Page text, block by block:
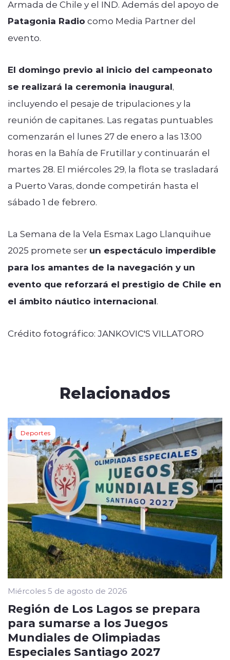
Armada de Chile y el IND. Además del apoyo de
Patagonia Radio como Media Partner del
evento.
El domingo previo al inicio del campeonato
se realizará la ceremonia inaugural,
incluyendo el pesaje de tripulaciones y la
reunión de capitanes. Las regatas puntuables
comenzarán el lunes 27 de enero a las 13:00
horas en la Bahía de Frutillar y continuarán el
martes 28. El miércoles 29, la flota se trasladará
a Puerto Varas, donde competirán hasta el
sábado 1 de febrero.
La Semana de la Vela Esmax Lago Llanquihue
2025 promete ser un espectáculo imperdible
para los amantes de la navegación y un
evento que reforzará el prestigio de Chile en
el ámbito náutico internacional.
Crédito fotográfico: JANKOVIC'S VILLATORO
Relacionados
Deportes
Miércoles 5 de agosto de 2026
Región de Los Lagos se prepara
para sumarse a los Juegos
Mundiales de Olimpiadas
Especiales Santiago 2027